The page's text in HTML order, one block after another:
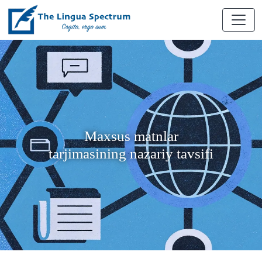
Maxsus matnlar
tarjimasining nazariy tavsifi